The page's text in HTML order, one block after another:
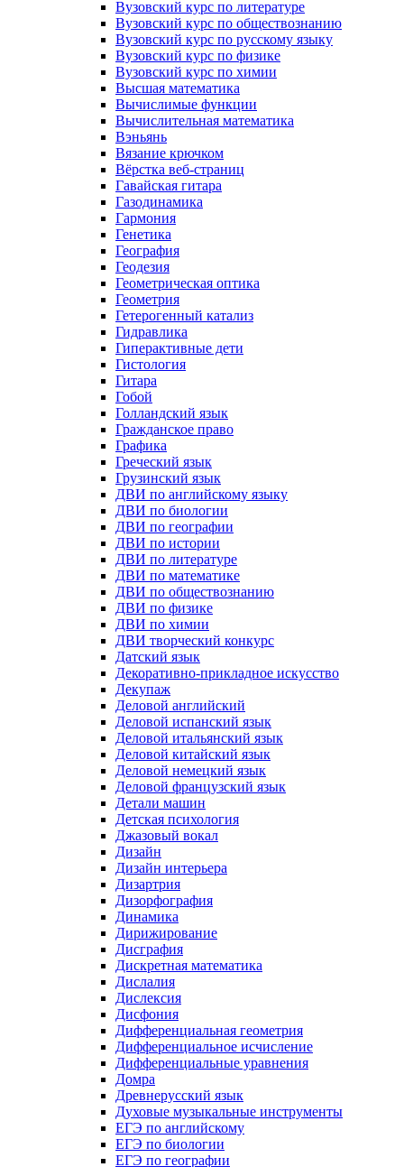
Вузовский курс по литературе
Вузовский курс по обществознанию
Вузовский курс по русскому языку
Вузовский курс по физике
Вузовский курс по химии
Высшая математика
Вычислимые функции
Вычислительная математика
Вэньянь
Вязание крючком
Вёрстка веб-страниц
Гавайская гитара
Газодинамика
Гармония
Генетика
География
Геодезия
Геометрическая оптика
Геометрия
Гетерогенный катализ
Гидравлика
Гиперактивные дети
Гистология
Гитара
Гобой
Голландский язык
Гражданское право
Графика
Греческий язык
Грузинский язык
ДВИ по английскому языку
ДВИ по биологии
ДВИ по географии
ДВИ по истории
ДВИ по литературе
ДВИ по математике
ДВИ по обществознанию
ДВИ по физике
ДВИ по химии
ДВИ творческий конкурс
Датский язык
Декоративно-прикладное искусство
Декупаж
Деловой английский
Деловой испанский язык
Деловой итальянский язык
Деловой китайский язык
Деловой немецкий язык
Деловой французский язык
Детали машин
Детская психология
Джазовый вокал
Дизайн
Дизайн интерьера
Дизартрия
Дизорфография
Динамика
Дирижирование
Дисграфия
Дискретная математика
Дислалия
Дислексия
Дисфония
Дифференциальная геометрия
Дифференциальное исчисление
Дифференциальные уравнения
Домра
Древнерусский язык
Духовые музыкальные инструменты
ЕГЭ по английскому
ЕГЭ по биологии
ЕГЭ по географии